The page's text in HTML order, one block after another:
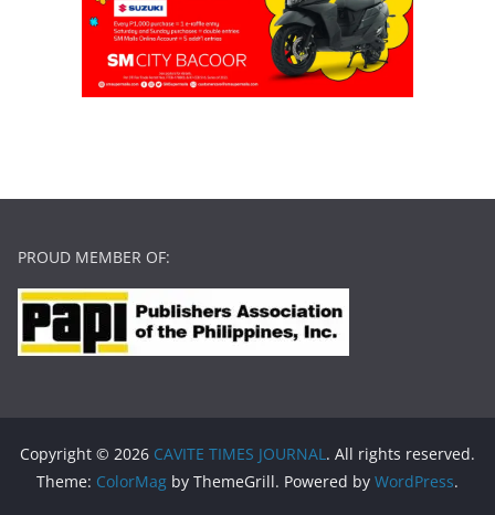
PROUD MEMBER OF:
Copyright © 2026 CAVITE TIMES JOURNAL. All rights reserved.
Theme: ColorMag by ThemeGrill. Powered by WordPress.